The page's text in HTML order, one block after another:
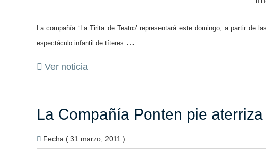
La compañía ‘La Tirita de Teatro’ representará este domingo, a partir de
espectáculo infantil de títeres. …
Ver noticia
La Compañía Ponten pie
Fecha ( 31 marzo, 2011 )